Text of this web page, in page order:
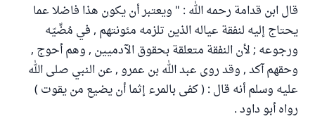
قال ابن قدامة رحمه الله : " ويعتبر أن يكون هذا فاضلا عما
يحتاج إليه لنفقة عياله الذين تلزمه مئونتهم , في مُضِّيّه
ورجوعه ; لأن النفقة متعلقة بحقوق الآدميين , وهم أحوج ,
وحقهم آكد , وقد روى عبد الله بن عمرو , عن النبي صلى الله
عليه وسلم أنه قال : ( كفى بالمرء إثما أن يضيع من يقوت )
رواه أبو داود .